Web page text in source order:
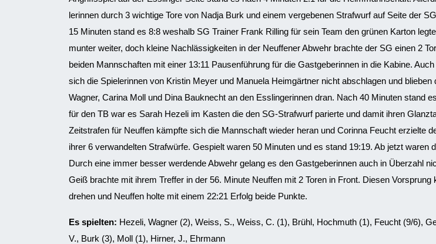
lerinnen durch 3 wichtige Tore von Nadja Burk und einem vergebenen Strafwurf auf Seite der
15 Minuten stand es 8:8 weshalb SG Trainer Frank Rilling für sein Team den grünen Karton
munter weiter, doch kleine Nachlässigkeiten in der Neuffener Abwehr brachte der SG einen 2
beiden Mannschaften mit einer 13:11 Pausenführung für die Gastgeberinnen in die Kabine.
sich die Spielerinnen von Kristin Meyer und Manuela Heimgärtner nicht abschlagen und blieben
Wagner, Carina Moll und Dina Bauknecht an den Esslingerinnen dran. Nach 40 Minuten stand
für den TB war es Sarah Hezeli im Kasten die den SG-Strafwurf parierte und damit ihren
Zeitstrafen für Neuffen kämpfte sich die Mannschaft wieder heran und Corinna Feucht erzielte
ihrer 6 verwandelten Strafwürfe. Gespielt waren 50 Minuten und es stand 19:19. Ab jetzt waren
Durch eine immer besser werdende Abwehr gelang es den Gastgeberinnen auch in Überzahl
Geiß brachte mit ihrem Treffer in der 56. Minute Neuffen mit 2 Toren in Front. Diesen
drehen und Neuffen holte mit einem 22:21 Erfolg beide Punkte.
Es spielten: Hezeli, Wagner (2), Weiss, S., Weiss, C. (1), Brühl, Hochmuth (1), Feucht (9/6),
V., Burk (3), Moll (1), Hirner, J., Ehrmann